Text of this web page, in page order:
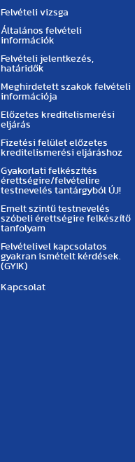
Felvételi vizsga
Általános felvételi
információk
Felvételi jelentkezés,
határidők
Meghirdetett szakok felvételi
információja
Előzetes kreditelismerési
eljárás
Fizetési felület előzetes
kreditelismerési eljáráshoz
Gyakorlati felkészítés
érettségire/felvételire
testnevelés tantárgyból ÚJ!
Emelt szintű testnevelés
szóbeli érettségire felkészítő
tanfolyam
Felvételivel kapcsolatos
gyakran ismételt kérdések.
(GYIK)
Kapcsolat